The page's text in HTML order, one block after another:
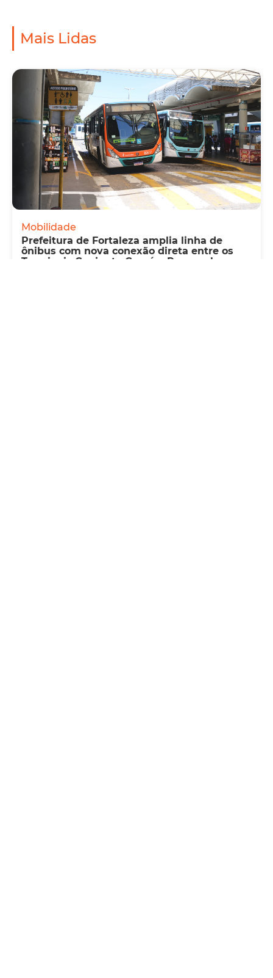
Mais Lidas
Mobilidade
Prefeitura de Fortaleza amplia linha de
ônibus com nova conexão direta entre os
Terminais Conjunto Ceará e Parangaba